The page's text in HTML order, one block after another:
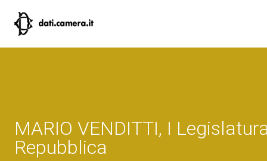
MARIO VENDITTI, I
Repubblica